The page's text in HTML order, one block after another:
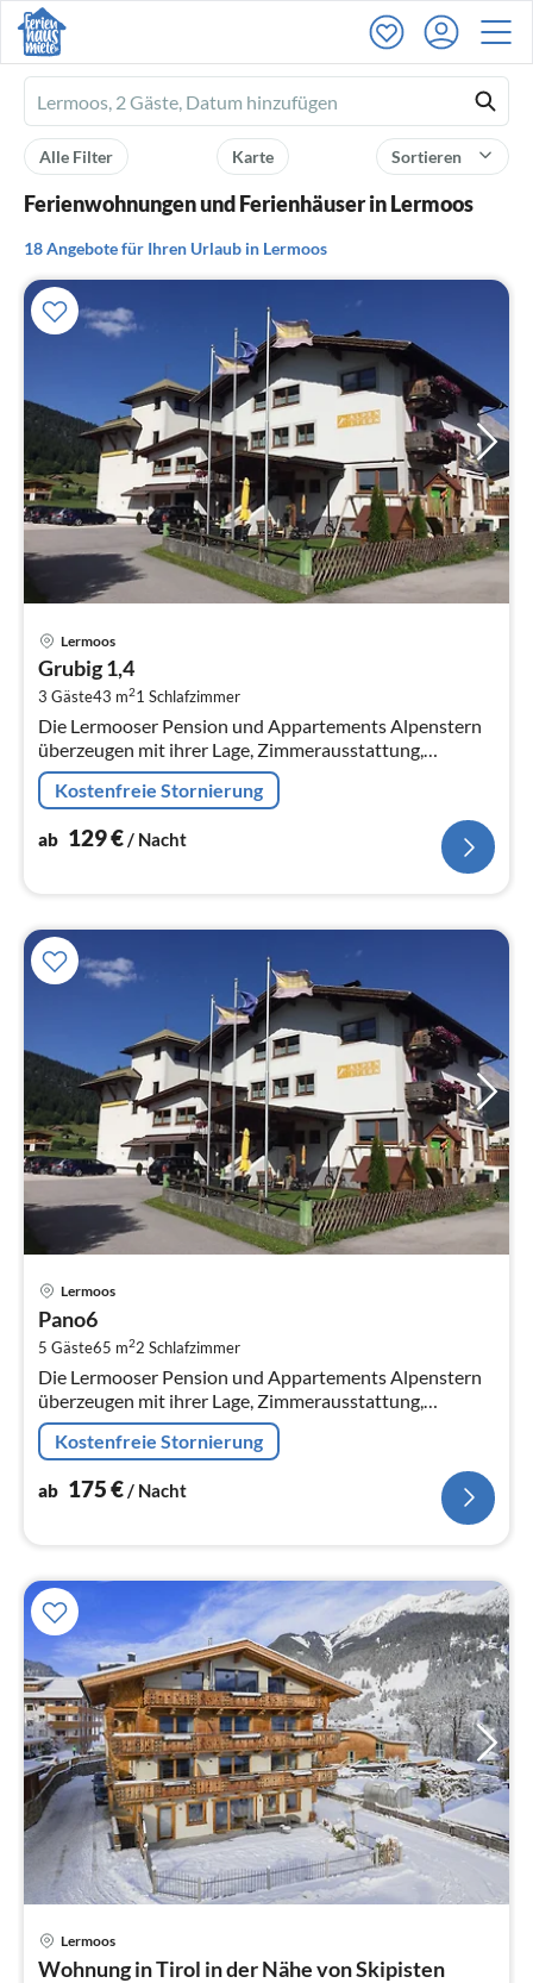
Ferienhausmiete
logo
Sortieren
Karte
Alle Filter
Ferienwohnungen und Ferienhäuser in Lermoos
18 Angebote für Ihren Urlaub in Lermoos
Lermoos
Grubig 1,4
3 Gäste43 m21 Schlafzimmer
Die Lermooser Pension und Appartements Alpenstern
überzeugen mit ihrer Lage, Zimmerausstattung,
Serviceangebot auf ganzer Linie.
Kostenfreie Stornierung
ab 129€/ Nacht
Lermoos
Pano6
5 Gäste65 m22 Schlafzimmer
Die Lermooser Pension und Appartements Alpenstern
überzeugen mit ihrer Lage, Zimmerausstattung,
Serviceangebot auf ganzer Linie.
Kostenfreie Stornierung
ab 175€/ Nacht
Lermoos
Wohnung in Tirol in der Nähe von Skipisten